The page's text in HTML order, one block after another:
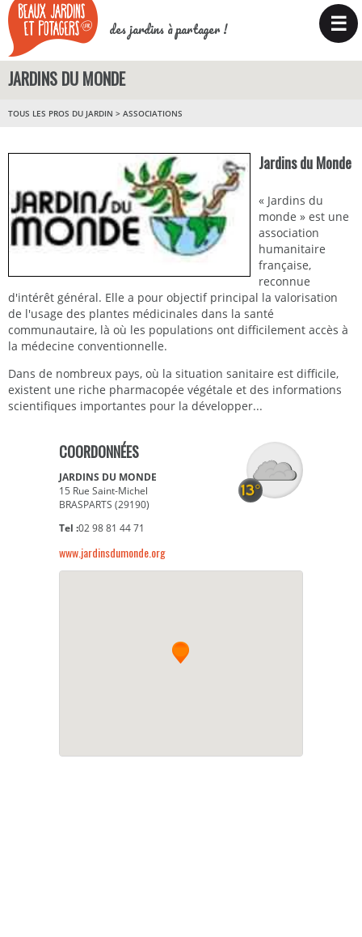
des jardins à partager ! ☰
JARDINS DU MONDE
TOUS LES PROS DU JARDIN > ASSOCIATIONS
Jardins du Monde
« Jardins du
monde » est une
association
humanitaire
française,
reconnue
d'intérêt général. Elle a pour objectif principal la valorisation
de l'usage des plantes médicinales dans la santé
communautaire, là où les populations ont difficilement accès à
la médecine conventionnelle.
Dans de nombreux pays, où la situation sanitaire est difficile,
existent une riche pharmacopée végétale et des informations
scientifiques importantes pour la développer...
COORDONNÉES
JARDINS DU MONDE
15 Rue Saint-Michel
BRASPARTS (29190)
Tel :02 98 81 44 71
www.jardinsdumonde.org